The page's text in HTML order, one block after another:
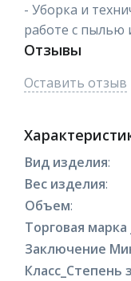
- Уборка и
работе с пылью
Отзывы
Оставить отзыв
Вид изделия:
Вес изделия:
Объем:
Торговая
Заключение
Класс_Степень